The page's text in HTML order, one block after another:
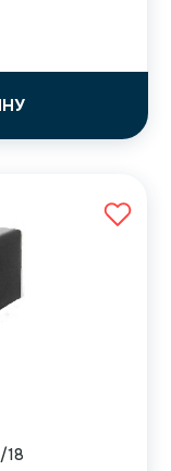
18